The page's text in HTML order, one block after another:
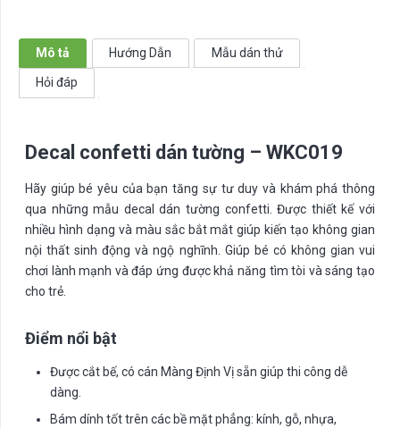
lượng
Mô tả Hướng Dẫn Mẫu dán thử
Hỏi đáp
Decal confetti dán tường – WKC019
Hãy giúp bé yêu của bạn tăng sự tư duy và khám phá thông
qua những mẫu decal dán tường confetti. Được thiết kế với
nhiều hình dạng và màu sắc bắt mắt giúp kiến tạo không gian
nội thất sinh động và ngộ nghĩnh. Giúp bé có không gian vui
chơi lành mạnh và đáp ứng được khả năng tìm tòi và sáng tạo
cho trẻ.
Điểm nổi bật
Được cắt bế, có cán Màng Định Vị sẵn giúp thi công dễ
dàng.
Bám dính tốt trên các bề mặt phẳng: kính, gỗ, nhựa,